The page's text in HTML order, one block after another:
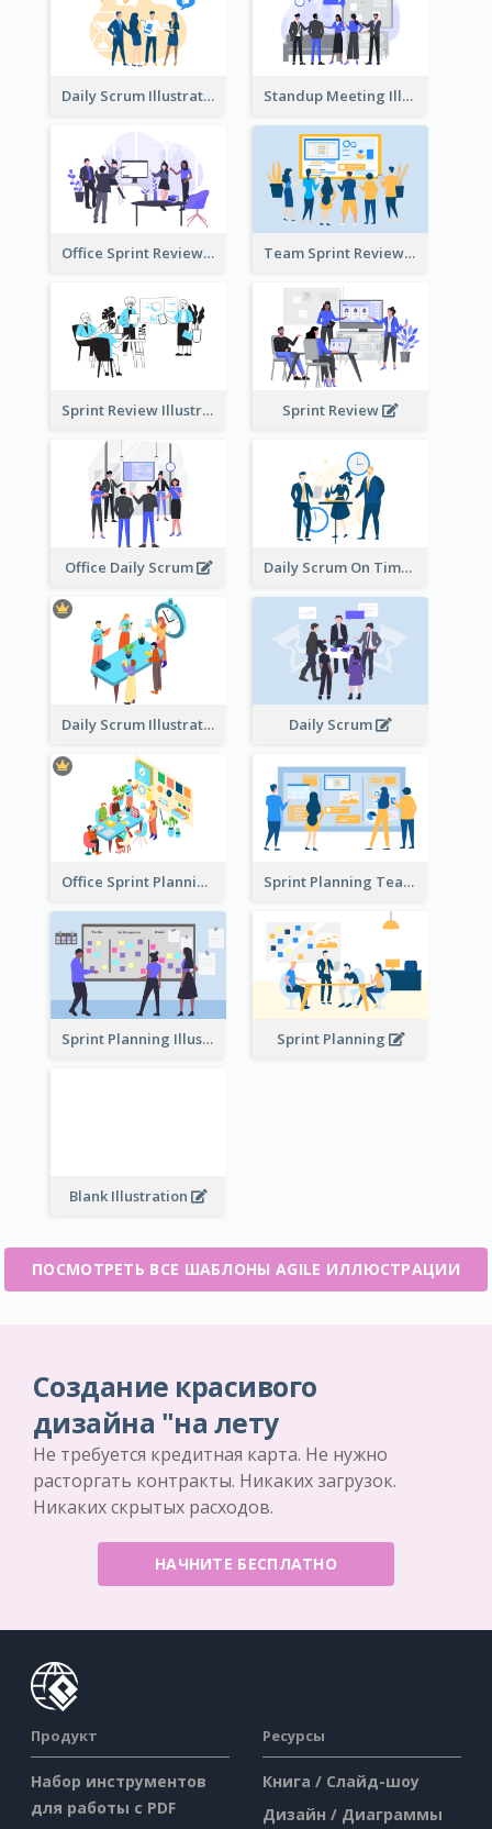
Daily Scrum Illustration Standup Meeting Illustration
Office Sprint Review Team Sprint Review
Sprint Review Illustration Sprint Review
Office Daily Scrum Daily Scrum On Time
Daily Scrum Illustration Daily Scrum
Office Sprint Planning Sprint Planning Team
Sprint Planning Illustration Sprint Planning
Blank Illustration
ПОСМОТРЕТЬ ВСЕ ШАБЛОНЫ AGILE ИЛЛЮСТРАЦИИ
Создание красивого
дизайна "на лету
Не требуется кредитная карта. Не нужно
расторгать контракты. Никаких загрузок.
Никаких скрытых расходов.
НАЧНИТЕ БЕСПЛАТНО
Продукт
Набор инструментов
для работы с PDF
Ресурсы
Книга / Слайд-шоу
Дизайн / Диаграммы